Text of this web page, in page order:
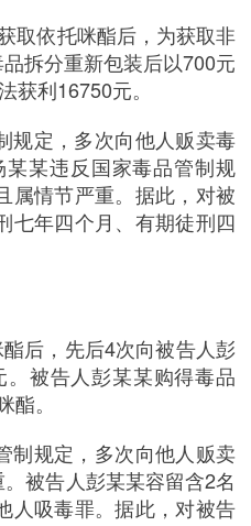
取依托咪酯后，为获取非
拆分重新包装后以700元
利16750元。
规定，多次向他人贩卖毒
某违反国家毒品管制规
属情节严重。据此，对被
七年四个月、有期徒刑四
后，先后4次向被告人彭
被告人彭某某购得毒品
。
制规定，多次向他人贩卖
被告人彭某某容留含2名
人吸毒罪。据此，对被告